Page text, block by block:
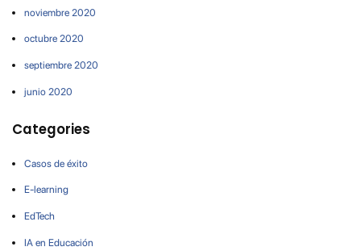
noviembre 2020
octubre 2020
septiembre 2020
junio 2020
Categories
Casos de éxito
E-learning
EdTech
IA en Educación